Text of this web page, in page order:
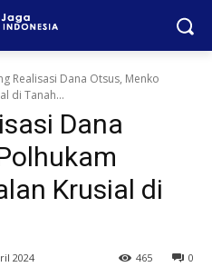
Realisasi Dana Otsus, Menko
di Tanah...
Dana
Krusial di
2024 0
465